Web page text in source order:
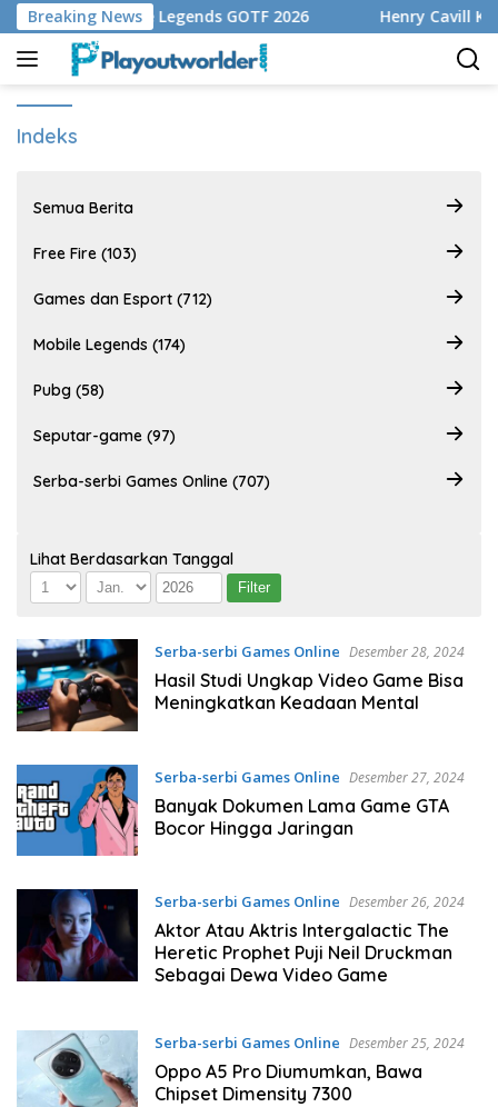
Langsung
ke
konten
Breaking News
Mobile Legends GOTF 2026 Henry Cavill
Indeks
Semua Berita
Free Fire (103)
Games dan Esport (712)
Mobile Legends (174)
Pubg (58)
Seputar-game (97)
Serba-serbi Games Online (707)
Lihat Berdasarkan Tanggal
Serba-serbi Games Online Desember 28, 2024
Hasil Studi Ungkap Video Game Bisa
Meningkatkan Keadaan Mental
Serba-serbi Games Online Desember 27, 2024
Banyak Dokumen Lama Game GTA
Bocor Hingga Jaringan
Serba-serbi Games Online Desember 26, 2024
Aktor Atau Aktris Intergalactic The
Heretic Prophet Puji Neil Druckman
Sebagai Dewa Video Game
Serba-serbi Games Online Desember 25, 2024
Oppo A5 Pro Diumumkan, Bawa
Chipset Dimensity 7300